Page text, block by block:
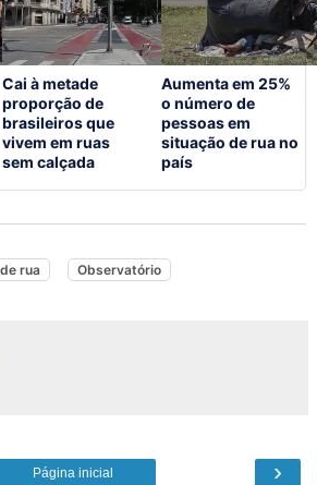
Cai à metade
proporção de
brasileiros que
vivem em ruas
sem calçada
Aumenta em 25%
o número de
pessoas em
situação de rua no
país
rua
Observatório
›
Página inicial